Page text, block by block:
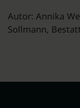
Autor: Annika
Sollmann,